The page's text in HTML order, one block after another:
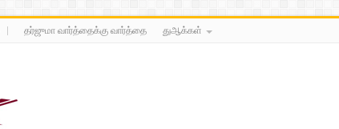
தர்ஜுமா வார்த்தைக்கு வார்த்தை துஆக்கள்